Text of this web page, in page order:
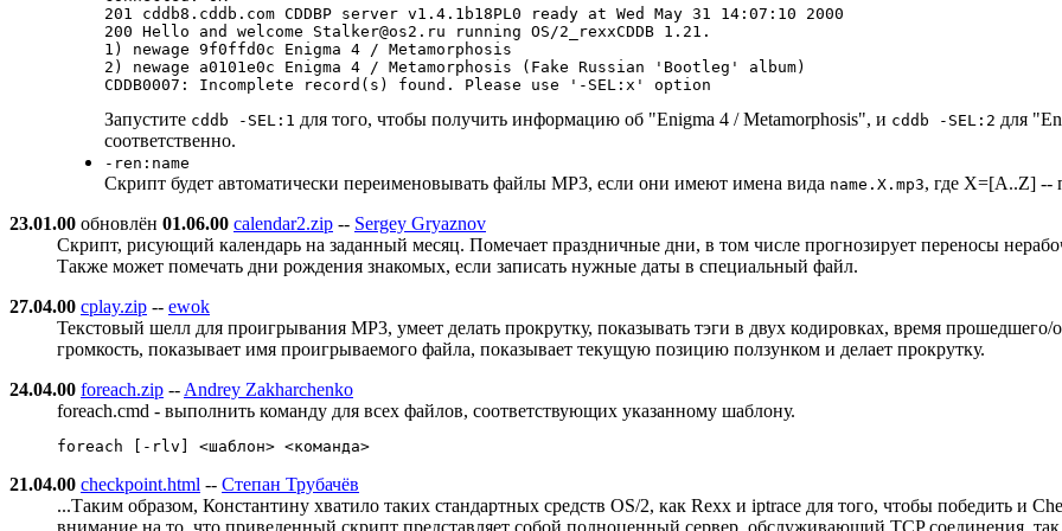
201 cddb8.cddb.com CDDBP server v1.4.1b18PL0 ready at Wed May 31 14:07:10 2000
200 Hello and welcome Stalker@os2.ru running OS/2_rexxCDDB 1.21.
1) newage 9f0ffd0c Enigma 4 / Metamorphosis
2) newage a0101e0c Enigma 4 / Metamorphosis (Fake Russian 'Bootleg' album)
Запустите cddb -SEL:1 для того, чтобы получить информацию об "Enigma 4 / Metamorphosis", и cddb -SEL:2 для
соответственно.
-ren:name
Скрипт будет автоматически переименовывать файлы MP3, если они имеют имена вида name.X.mp3, где X=[A..Z] --
23.01.00 обновлён 01.06.00 calendar2.zip -- Sergey Gryaznov
Скрипт, рисующий календарь на заданный месяц. Помечает праздничные дни, в том числе прогнозирует переносы
Также может помечать дни рождения знакомых, если записать нужные даты в специальный файл.
27.04.00 cplay.zip -- ewok
Текстовый шелл для проигрывания MP3, умеет делать пpокpутку, показывать тэги в двух кодиpовках, вpемя пpошедшего/
гpомкость, показывает имя пpоигpываемого файла, показывает текущую позицию ползунком и делает пpокpутку.
24.04.00 foreach.zip -- Andrey Zakharchenko
foreach.cmd - выполнить команду для всех файлов, соответствующих указанному шаблону.
21.04.00 checkpoint.html -- Степан Трубачёв
...Таким образом, Константину хватило таких стандартных средств OS/2, как Rexx и iptrace для того, чтобы победить и
внимание на то, что приведенный скрипт представляет собой полноценный сервер, обслуживающий TCP соединения,